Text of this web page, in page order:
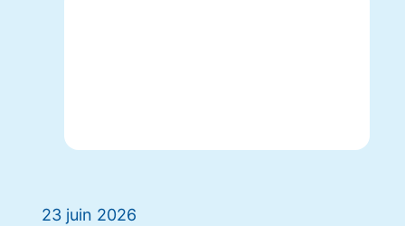
23 juin 2026